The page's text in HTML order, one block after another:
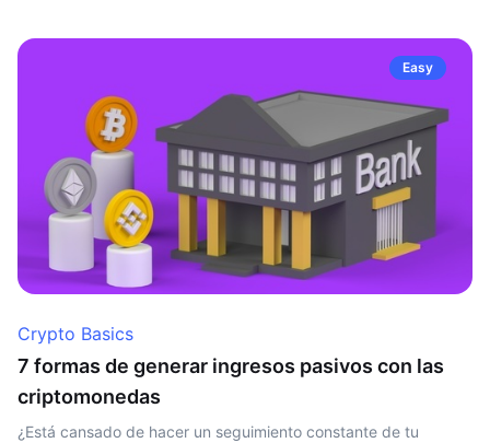
Easy
Crypto Basics
7 formas de generar ingresos pasivos con las
criptomonedas
¿Está cansado de hacer un seguimiento constante de tu